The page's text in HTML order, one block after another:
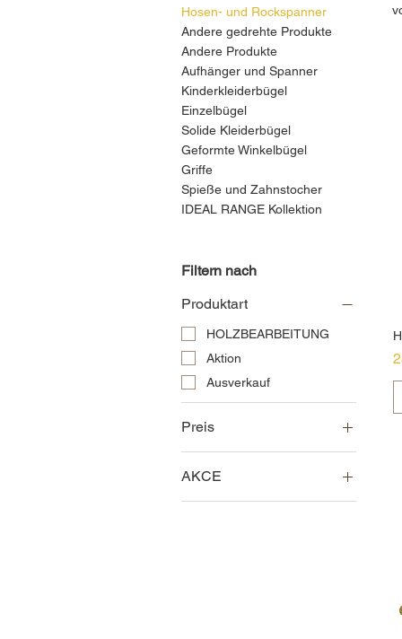
Hosen- und Rockspanner
Andere gedrehte Produkte
Andere Produkte
Aufhänger und Spanner
Kinderkleiderbügel
Einzelbügel
Solide Kleiderbügel
Geformte Winkelbügel
Griffe
Spieße und Zahnstocher
IDEAL RANGE Kollektion
Filtern nach
Produktart
HOLZBEARBEITUNG
Aktion
Ausverkauf
Preis
8 CZK 36 CZK
AKCE
Aktion